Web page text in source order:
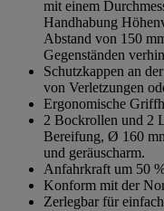
mit einem
Handhabung
Abstand von 150
Gegenständen
Schutzkappen an
von Verletzungen
Ergonomische
2 Bockrollen und 2
Bereifung, Ø 160
und geräuscharm.
Anfahrkraft um 50
Konform mit der
Zerlegbar für